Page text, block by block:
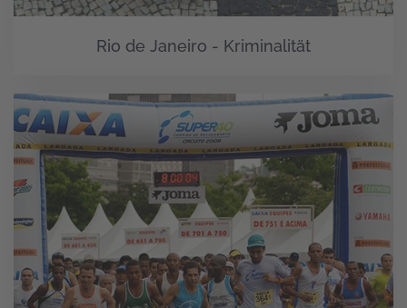
Rio de Janeiro - Kriminalität